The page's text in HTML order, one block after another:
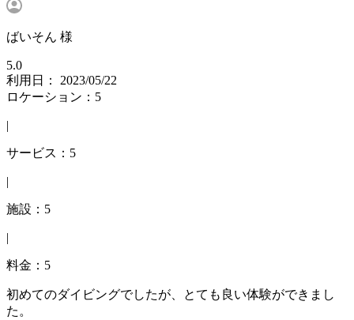
ばいそん 様
5.0
利用日： 2023/05/22
ロケーション：5
|
サービス：5
|
施設：5
|
料金：5
初めてのダイビングでしたが、とても良い体験ができまし
た。